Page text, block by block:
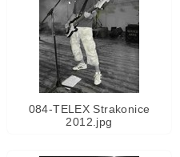
084-TELEX Strakonice
2012.jpg